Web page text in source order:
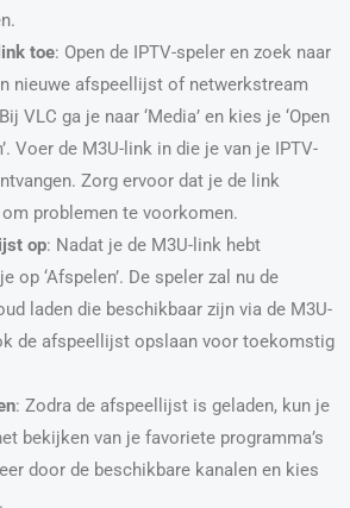
toe: Open de IPTV-speler en zoek naar
nieuwe afspeellijst of netwerkstream
VLC ga je naar ‘Media’ en kies je ‘Open
Voer de M3U-link in die je van je IPTV-
Zorg ervoor dat je de link
problemen te voorkomen.
op: Nadat je de M3U-link hebt
op ‘Afspelen’. De speler zal nu de
laden die beschikbaar zijn via de M3U-
de afspeellijst opslaan voor toekomstig
: Zodra de afspeellijst is geladen, kun je
bekijken van je favoriete programma’s
door de beschikbare kanalen en kies